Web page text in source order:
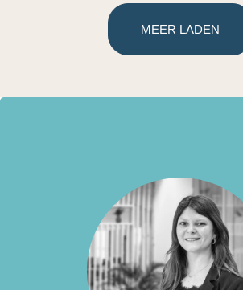
MEER LADEN